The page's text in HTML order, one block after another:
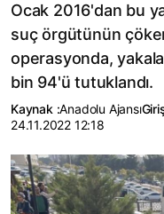
Ocak 2016'dan bu
suç örgütünün
operasyonda,
bin 94'ü tutuklandı.
Kaynak :Anadolu Ajansı
24.11.2022 12:18